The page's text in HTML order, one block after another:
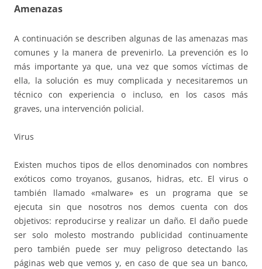
Amenazas
A continuación se describen algunas de las amenazas mas
comunes y la manera de prevenirlo. La prevención es lo
más importante ya que, una vez que somos víctimas de
ella, la solución es muy complicada y necesitaremos un
técnico con experiencia o incluso, en los casos más
graves, una intervención policial.
Virus
Existen muchos tipos de ellos denominados con nombres
exóticos como troyanos, gusanos, hidras, etc. El virus o
también llamado «malware» es un programa que se
ejecuta sin que nosotros nos demos cuenta con dos
objetivos: reproducirse y realizar un daño. El daño puede
ser solo molesto mostrando publicidad continuamente
pero también puede ser muy peligroso detectando las
páginas web que vemos y, en caso de que sea un banco,